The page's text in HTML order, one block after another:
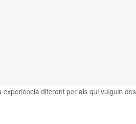
diferent per als qui vulguin